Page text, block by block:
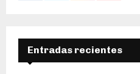
Entradas recientes